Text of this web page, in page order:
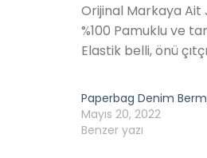
Orijinal Markaya
%100 Pamuklu ve
Elastik belli, önü
Paperbag Denim
Mayıs 20, 2022
Benzer yazı